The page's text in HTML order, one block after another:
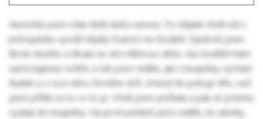
Nemohla jsem však delší dobu usnout. Po nějaké chvíli mě z
polospánku vyrušil nějaký šramot na chodbě. Opatrně jsem
šla ke dveřím a dívala se zkrz klíčovou dírku. Na chodbě mám
samozapínací světlo a tak jsem viděla, jak z koupelny vychází
Radek a v ruce něco černého drží. Zmizel do pokoje dřív, než
jsem přišla na to co to je. Chvíli jsem počkala a pak se potichu
vydala do koupelny. Na první pohled jsem viděla, že silonky,